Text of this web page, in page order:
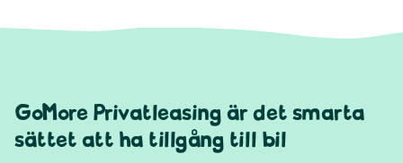
GoMore Privatleasing är det smarta
sättet att ha tillgång till bil